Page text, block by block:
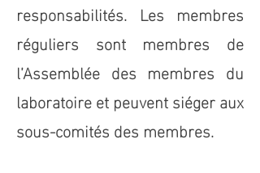
responsabilités. Les membres
réguliers sont membres de
l’Assemblée des membres du
laboratoire et peuvent siéger aux
sous-comités des membres.